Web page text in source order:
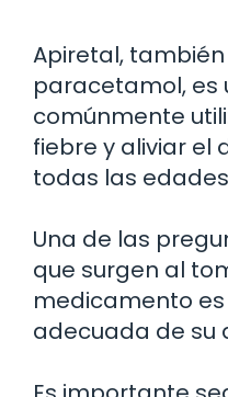
Apiretal,
paracetamol, es
comúnmente
fiebre y aliviar el
todas las
Una de las
que surgen al
medicamento
adecuada de su